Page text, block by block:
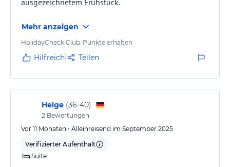
Mehr anzeigen
HolidayCheck Club-Punkte erhalten
Hilfreich Teilen
Helge (36-40)
2 Bewertungen
Vor 11 Monaten • Alleinreisend im September 2025
Verifizierter Aufenthalt
Suite